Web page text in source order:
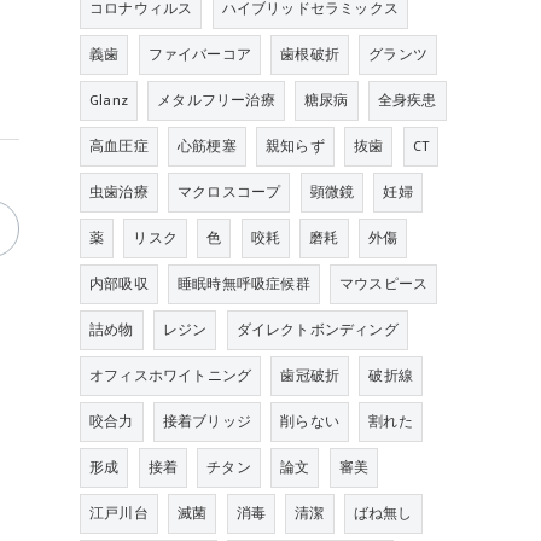
コロナウィルス
ハイブリッドセラミックス
義歯
ファイバーコア 歯根破折
グランツ
Glanz
メタルフリー治療 糖尿病
全身疾患
高血圧症
心筋梗塞 親知らず 抜歯
CT
虫歯治療
マクロスコープ 顕微鏡
妊婦
薬
リスク 色 咬耗 磨耗
外傷
内部吸収
睡眠時無呼吸症候群
マウスピース
詰め物
レジン
ダイレクトボンディング
オフィスホワイトニング
歯冠破折
破折線
咬合力
接着ブリッジ 削らない
割れた
形成
接着 チタン 論文
審美
江戸川台
滅菌 消毒 清潔
ばね無し